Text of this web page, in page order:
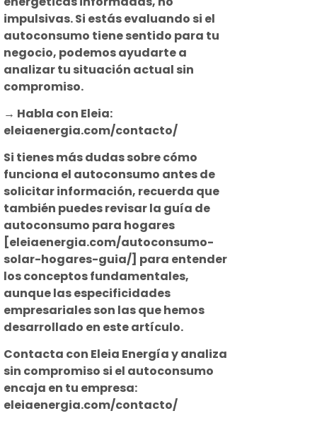
impulsivas. Si estás evaluando si el
autoconsumo tiene sentido para tu
negocio, podemos ayudarte a
analizar tu situación actual sin
compromiso.
→ Habla con Eleia:
eleiaenergia.com/contacto/
Si tienes más dudas sobre cómo
funciona el autoconsumo antes de
solicitar información, recuerda que
también puedes revisar la guía de
autoconsumo para hogares
[eleiaenergia.com/autoconsumo-
solar-hogares-guia/] para entender
los conceptos fundamentales,
aunque las especificidades
empresariales son las que hemos
desarrollado en este artículo.
Contacta con Eleia Energía y analiza
sin compromiso si el autoconsumo
encaja en tu empresa:
eleiaenergia.com/contacto/